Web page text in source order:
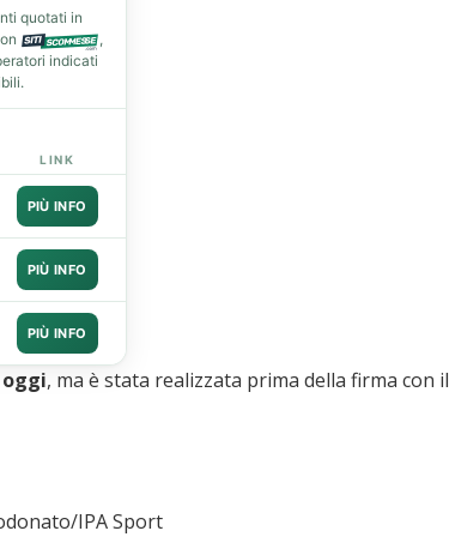
quotati in
,
indicati
LINK
PIÙ INFO
PIÙ INFO
PIÙ INFO
, ma è stata realizzata prima della firma con il
IPA Sport